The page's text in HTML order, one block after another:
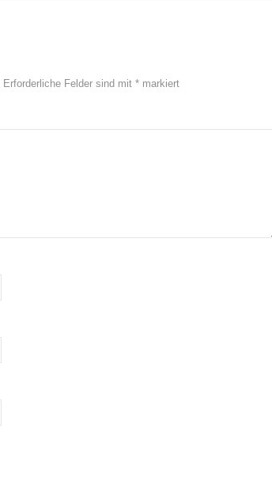
Erforderliche Felder sind mit * markiert